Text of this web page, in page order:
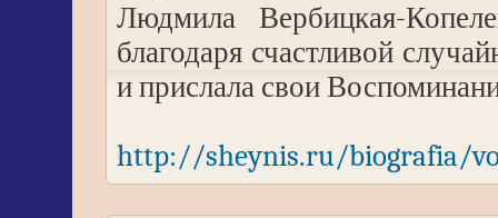
Людмила Вербицкая-
благодаря счастливой
и прислала свои
http://sheynis.ru/biografia/